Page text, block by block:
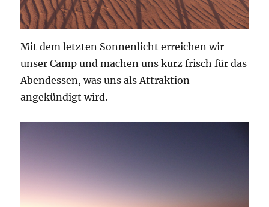
Mit dem letzten Sonnenlicht erreichen wir
unser Camp und machen uns kurz frisch für das
Abendessen, was uns als Attraktion
angekündigt wird.